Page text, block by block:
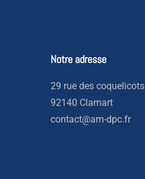
Notre adresse
29 rue des coquelicots
92140 Clamart
contact@am-dpc.fr